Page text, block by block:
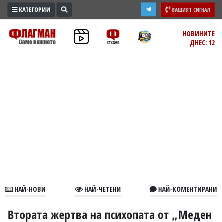
ПРОМО
ЗОНА
В
КАТЕГОРИИ ВАШИЯТ СИГНАЛ
НОВИНИТЕ
ДНЕС: 12
НАЙ-НОВИ НАЙ-ЧЕТЕНИ НАЙ-КОМЕНТИРАНИ
Втората жертва на психопата от „Меден